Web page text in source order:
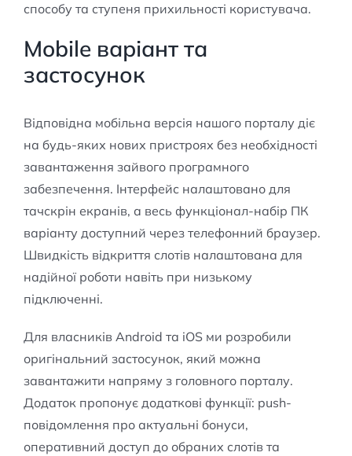
способу та ступеня прихильності користувача.
Mobile варіант та
застосунок
Відповідна мобільна версія нашого порталу діє
на будь-яких нових пристроях без необхідності
завантаження зайвого програмного
забезпечення. Інтерфейс налаштовано для
тачскрін екранів, а весь функціонал-набір ПК
варіанту доступний через телефонний браузер.
Швидкість відкриття слотів налаштована для
надійної роботи навіть при низькому
підключенні.
Для власників Android та iOS ми розробили
оригінальний застосунок, який можна
завантажити напряму з головного порталу.
Додаток пропонує додаткові функції: push-
повідомлення про актуальні бонуси,
оперативний доступ до обраних слотів та